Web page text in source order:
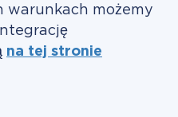
warunkach możemy
na tej stronie